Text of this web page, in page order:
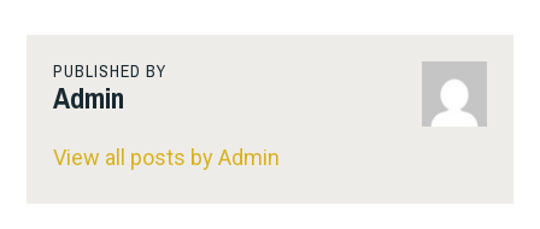
PUBLISHED BY
Admin
View all posts by Admin